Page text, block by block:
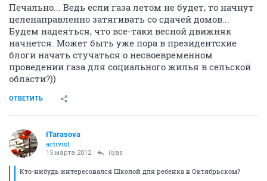
Печально... Ведь если газа летом не будет, то начнут
целенаправленно затягивать со сдачей домов...
Будем надеяться, что все-таки весной движняк
начнется. Может быть уже пора в президентские
блоги начать стучаться о несвоевременном
проведении газа для социального жилья в сельской
области?))
ОТВЕТИТЬ
ITarasova
activist
15 марта 2012 ilyas
Кто-нибудь интересовался Школой для ребенка в Октябрьском?